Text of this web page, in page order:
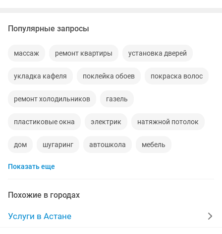
Популярные запросы
массаж ремонт квартиры установка дверей
укладка кафеля поклейка обоев покраска волос
ремонт холодильников газель
пластиковые окна электрик натяжной потолок
дом шугаринг автошкола мебель
ремонт телевизоров
установка кондиционеров
Показать еще
Похожие в городах
Услуги в Астане